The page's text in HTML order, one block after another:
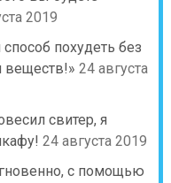
2019
похудеть без
веществ!» 24 августа
свитер, я
24 августа 2019
с помощью